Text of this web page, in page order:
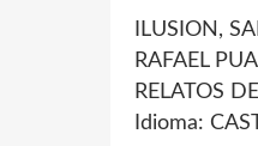
ILUSION,
RAFAEL
RELATOS
Idioma: